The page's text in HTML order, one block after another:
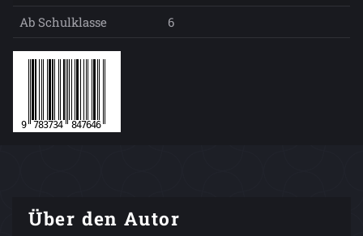
Ab Schulklasse
6
Über den Autor